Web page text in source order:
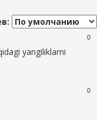
0
yangiliklarni
0